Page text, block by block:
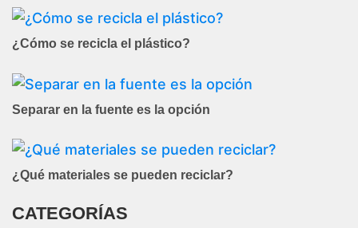
¿Cómo se recicla el plástico?
Separar en la fuente es la opción
¿Qué materiales se pueden reciclar?
CATEGORÍAS